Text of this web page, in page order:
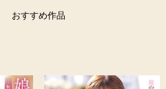
おすすめ作品